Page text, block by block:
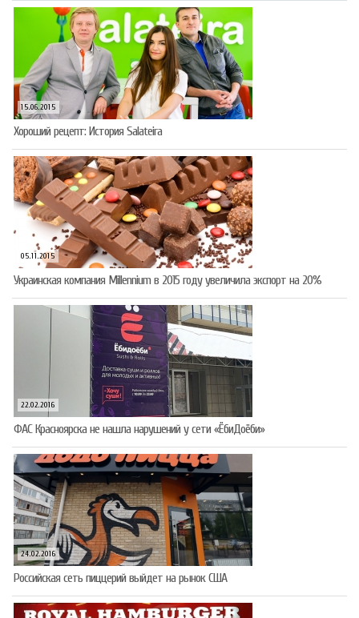
15.06.2015
Хороший рецепт: История Salateira
05.11.2015
Украинская компания Millennium в 2015 году увеличила экспорт на 20%
22.02.2016
ФАС Красноярска не нашла нарушений у сети «ЁбиДоёби»
24.02.2016
Российская сеть пиццерий выйдет на рынок США